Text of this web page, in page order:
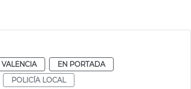
VALENCIA
EN PORTADA
POLICÍA LOCAL